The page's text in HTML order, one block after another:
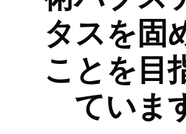
タスを固
ことを目
ていま